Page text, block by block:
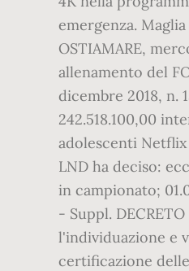
emergenza.
OSTIAMARE,
allenamento del
dicembre 2018, n.
242.518.100,00
adolescenti
LND ha deciso:
in campionato;
- Suppl.
l'individuazione e
certificazione